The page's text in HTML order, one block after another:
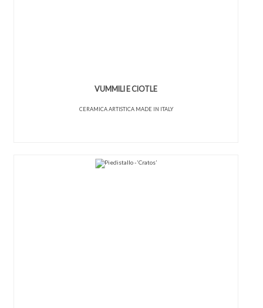
VUMMILI E CIOTLE
CERAMICA ARTISTICA MADE IN ITALY